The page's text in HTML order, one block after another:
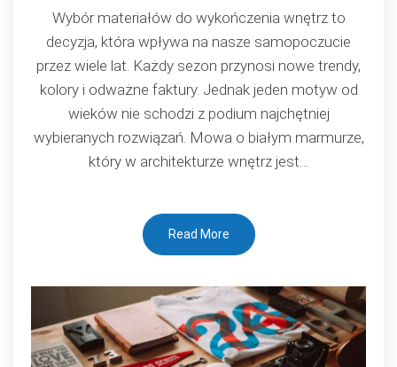
marmur:
Dlaczego
ten
motyw
pozostaje
synonimem
luksusu
ponadczasowego
designu?
Wybór materiałów do wykończenia wnętrz to
decyzja, która wpływa na nasze samopoczucie
przez wiele lat. Każdy sezon przynosi nowe trendy,
kolory i odważne faktury. Jednak jeden motyw od
wieków nie schodzi z podium najchętniej
wybieranych rozwiązań. Mowa o białym marmurze,
który w architekturze wnętrz jest…
Read More